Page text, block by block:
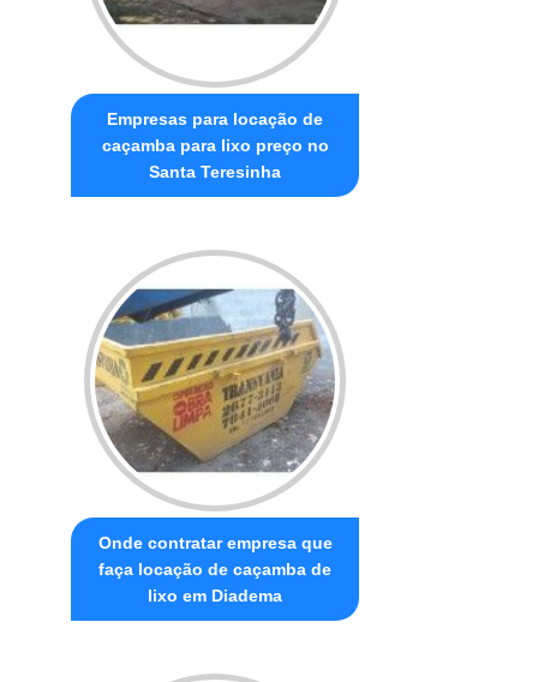
Empresas para locação de
caçamba para lixo preço no
Santa Teresinha
Onde contratar empresa que
faça locação de caçamba de
lixo em Diadema